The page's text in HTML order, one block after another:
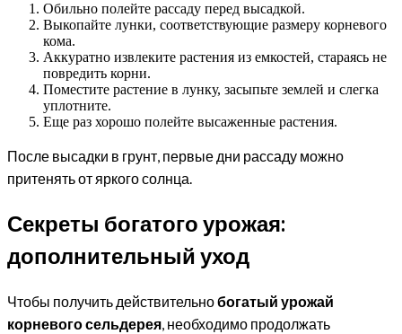
Обильно полейте рассаду перед высадкой.
Выкопайте лунки, соответствующие размеру корневого
кома.
Аккуратно извлеките растения из емкостей, стараясь не
повредить корни.
Поместите растение в лунку, засыпьте землей и слегка
уплотните.
Еще раз хорошо полейте высаженные растения.
После высадки в грунт, первые дни рассаду можно
притенять от яркого солнца.
Секреты богатого урожая:
дополнительный уход
Чтобы получить действительнобогатый урожай
корневого сельдерея, необходимо продолжать